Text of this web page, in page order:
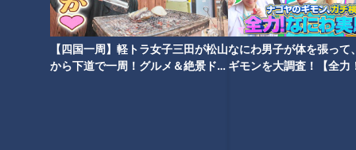
【四国一周】軽トラ女子三田が松山
から下道で一周！グルメ＆絶景ドラ
なにわ男子が体を張って
ギモンを大調査！【全力
ストに学ぶ「無理なくやせる方
7選